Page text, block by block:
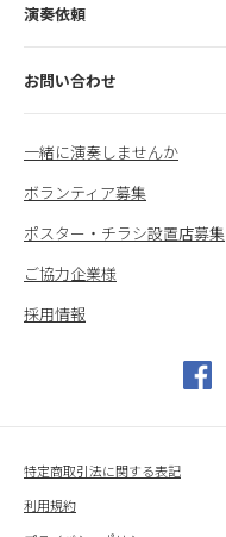
演奏依頼
お問い合わせ
一緒に演奏しませんか
ボランティア募集
ポスター・チラシ設置店募集
ご協力企業様
採用情報
特定商取引法に関する表記
利用規約